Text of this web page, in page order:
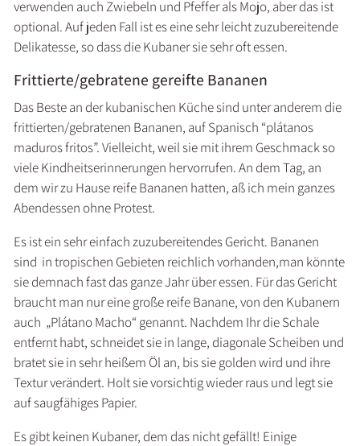
verwenden auch Zwiebeln und Pfeffer als Mojo, aber das ist
optional. Auf jeden Fall ist es eine sehr leicht zuzubereitende
Delikatesse, so dass die Kubaner sie sehr oft essen.
Frittierte/gebratene gereifte Bananen
Das Beste an der kubanischen Küche sind unter anderem die
frittierten/gebratenen Bananen, auf Spanisch “plátanos
maduros fritos”. Vielleicht, weil sie mit ihrem Geschmack so
viele Kindheitserinnerungen hervorrufen. An dem Tag, an
dem wir zu Hause reife Bananen hatten, aß ich mein ganzes
Abendessen ohne Protest.
Es ist ein sehr einfach zuzubereitendes Gericht. Bananen
sind in tropischen Gebieten reichlich vorhanden,man könnte
sie demnach fast das ganze Jahr über essen. Für das Gericht
braucht man nur eine große reife Banane, von den Kubanern
auch „Plátano Macho“ genannt. Nachdem Ihr die Schale
entfernt habt, schneidet sie in lange, diagonale Scheiben und
bratet sie in sehr heißem Öl an, bis sie golden wird und ihre
Textur verändert. Holt sie vorsichtig wieder raus und legt sie
auf saugfähiges Papier.
Es gibt keinen Kubaner, dem das nicht gefällt! Einige